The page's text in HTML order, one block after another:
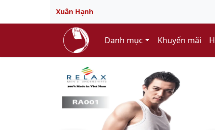
Xuân Hạnh
Danh mục Khuyến mãi